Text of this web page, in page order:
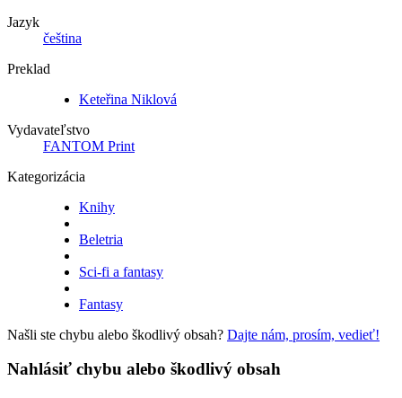
Jazyk
čeština
Preklad
Keteřina Niklová
Vydavateľstvo
FANTOM Print
Kategorizácia
Knihy
Beletria
Sci-fi a fantasy
Fantasy
Našli ste chybu alebo škodlivý obsah? Dajte nám, prosím, vedieť!
Nahlásiť chybu alebo škodlivý obsah